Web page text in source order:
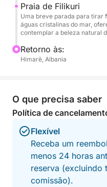
Traga seu protetor
Riviera fazer o resto.
Praia de Filikuri
Uma breve parada para tirar
águas cristalinas do mar,
contemplar a beleza natural
Retorno às:
Himarë, Albania
O que precisa saber
Política de
Flexível
Receba um
menos 24 horas
reserva (excluindo
comissão).